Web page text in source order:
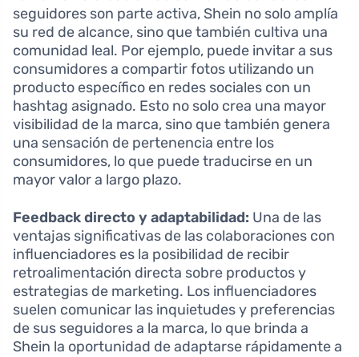
seguidores son parte activa, Shein no solo amplía
su red de alcance, sino que también cultiva una
comunidad leal. Por ejemplo, puede invitar a sus
consumidores a compartir fotos utilizando un
producto específico en redes sociales con un
hashtag asignado. Esto no solo crea una mayor
visibilidad de la marca, sino que también genera
una sensación de pertenencia entre los
consumidores, lo que puede traducirse en un
mayor valor a largo plazo.
Feedback directo y adaptabilidad: Una de las
ventajas significativas de las colaboraciones con
influenciadores es la posibilidad de recibir
retroalimentación directa sobre productos y
estrategias de marketing. Los influenciadores
suelen comunicar las inquietudes y preferencias
de sus seguidores a la marca, lo que brinda a
Shein la oportunidad de adaptarse rápidamente a